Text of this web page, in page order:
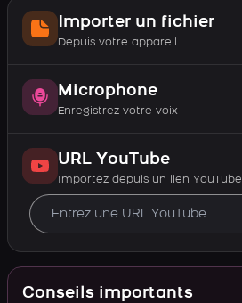
Importer un fichier
Depuis votre appareil
Microphone
Enregistrez votre voix
URL YouTube
Importez depuis un lien YouTube
Conseils importants